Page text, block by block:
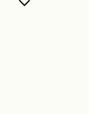
VOUS
FERMER
OUVRIR LA